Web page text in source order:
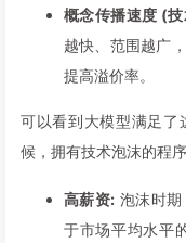
概念传播速度 (
越快、范围越广
提高溢价率。
可以看到大模型满足了
候，拥有技术泡沫的程
高薪资: 泡沫时
于市场平均水平